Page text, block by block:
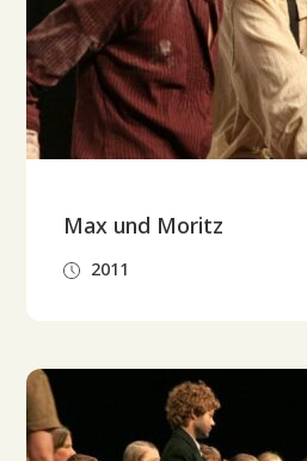
Max und Moritz
2011